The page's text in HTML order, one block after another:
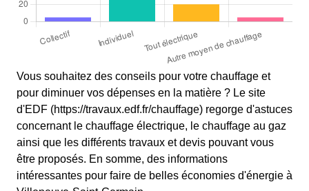
Vous souhaitez des conseils pour votre chauffage et
pour diminuer vos dépenses en la matière ? Le site
d'EDF (https://travaux.edf.fr/chauffage) regorge d'astuces
concernant le chauffage électrique, le chauffage au gaz
ainsi que les différents travaux et devis pouvant vous
être proposés. En somme, des informations
intéressantes pour faire de belles économies d'énergie à